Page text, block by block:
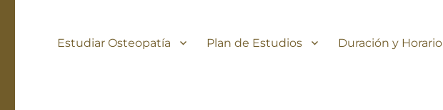
Estudiar Osteopatía Plan de Estudios Duración y Horario